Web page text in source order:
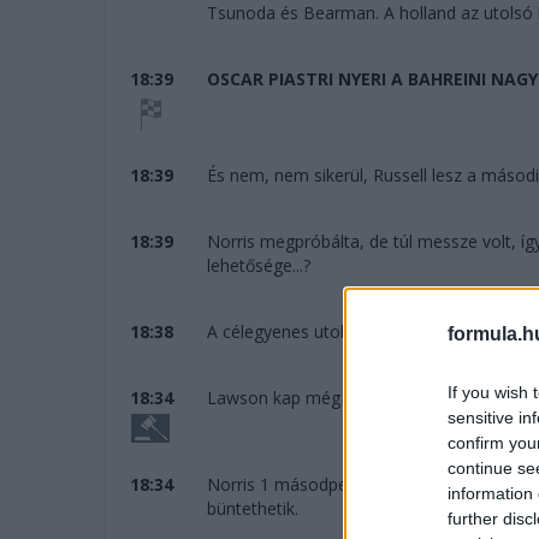
If you wish
sensitive
confirm
continue
information
further
Tsunoda és Bearman. A holland az
18:39 OSCAR PIASTRI NYERI A BAHREINI
18:39 És nem, nem sikerül, Russell lesz a
18:39
Norris megpróbálta, de túl messze volt,
lehetősége...?
18:38 A célegyenes utoljára...
18:34 Lawson kap még egy tízest. Jól van.
18:34
Norris 1 másodpercre Russell mögött.
büntethetik.